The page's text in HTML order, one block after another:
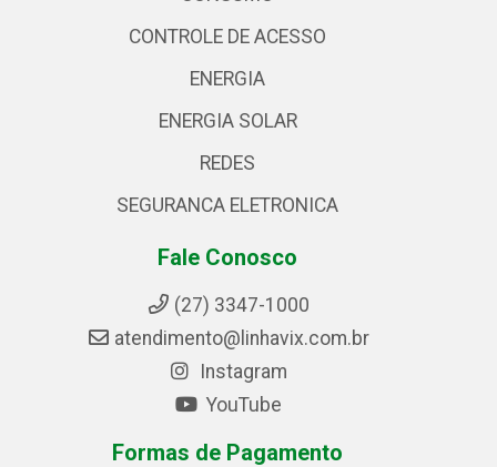
CONTROLE DE ACESSO
ENERGIA
ENERGIA SOLAR
REDES
SEGURANCA ELETRONICA
Fale Conosco
(27) 3347-1000
atendimento@linhavix.com.br
Instagram
YouTube
Formas de Pagamento